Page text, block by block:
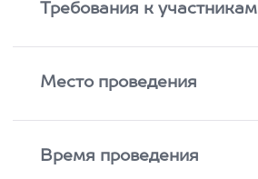
Требования к участникам
Место проведения
Время проведения